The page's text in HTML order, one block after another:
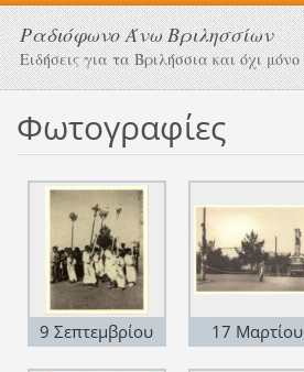
Ραδιόφωνο Άνω Βριλησσίων
Ειδήσεις για τα Βριλήσσια και όχι μόνο
Φωτογραφίες
9 Σεπτεμβρίου
17 Μαρτίου